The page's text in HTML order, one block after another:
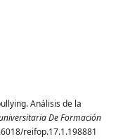
Análisis de la
De Formación
reifop.17.1.198881